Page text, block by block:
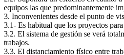
equipos las que predominantemente
3. Inconvenientes desde el punto de
3.1- Es habitual que los proyectos
3.2. El sistema de gestión se verá
trabajos.
3.3. El distanciamiento físico entre